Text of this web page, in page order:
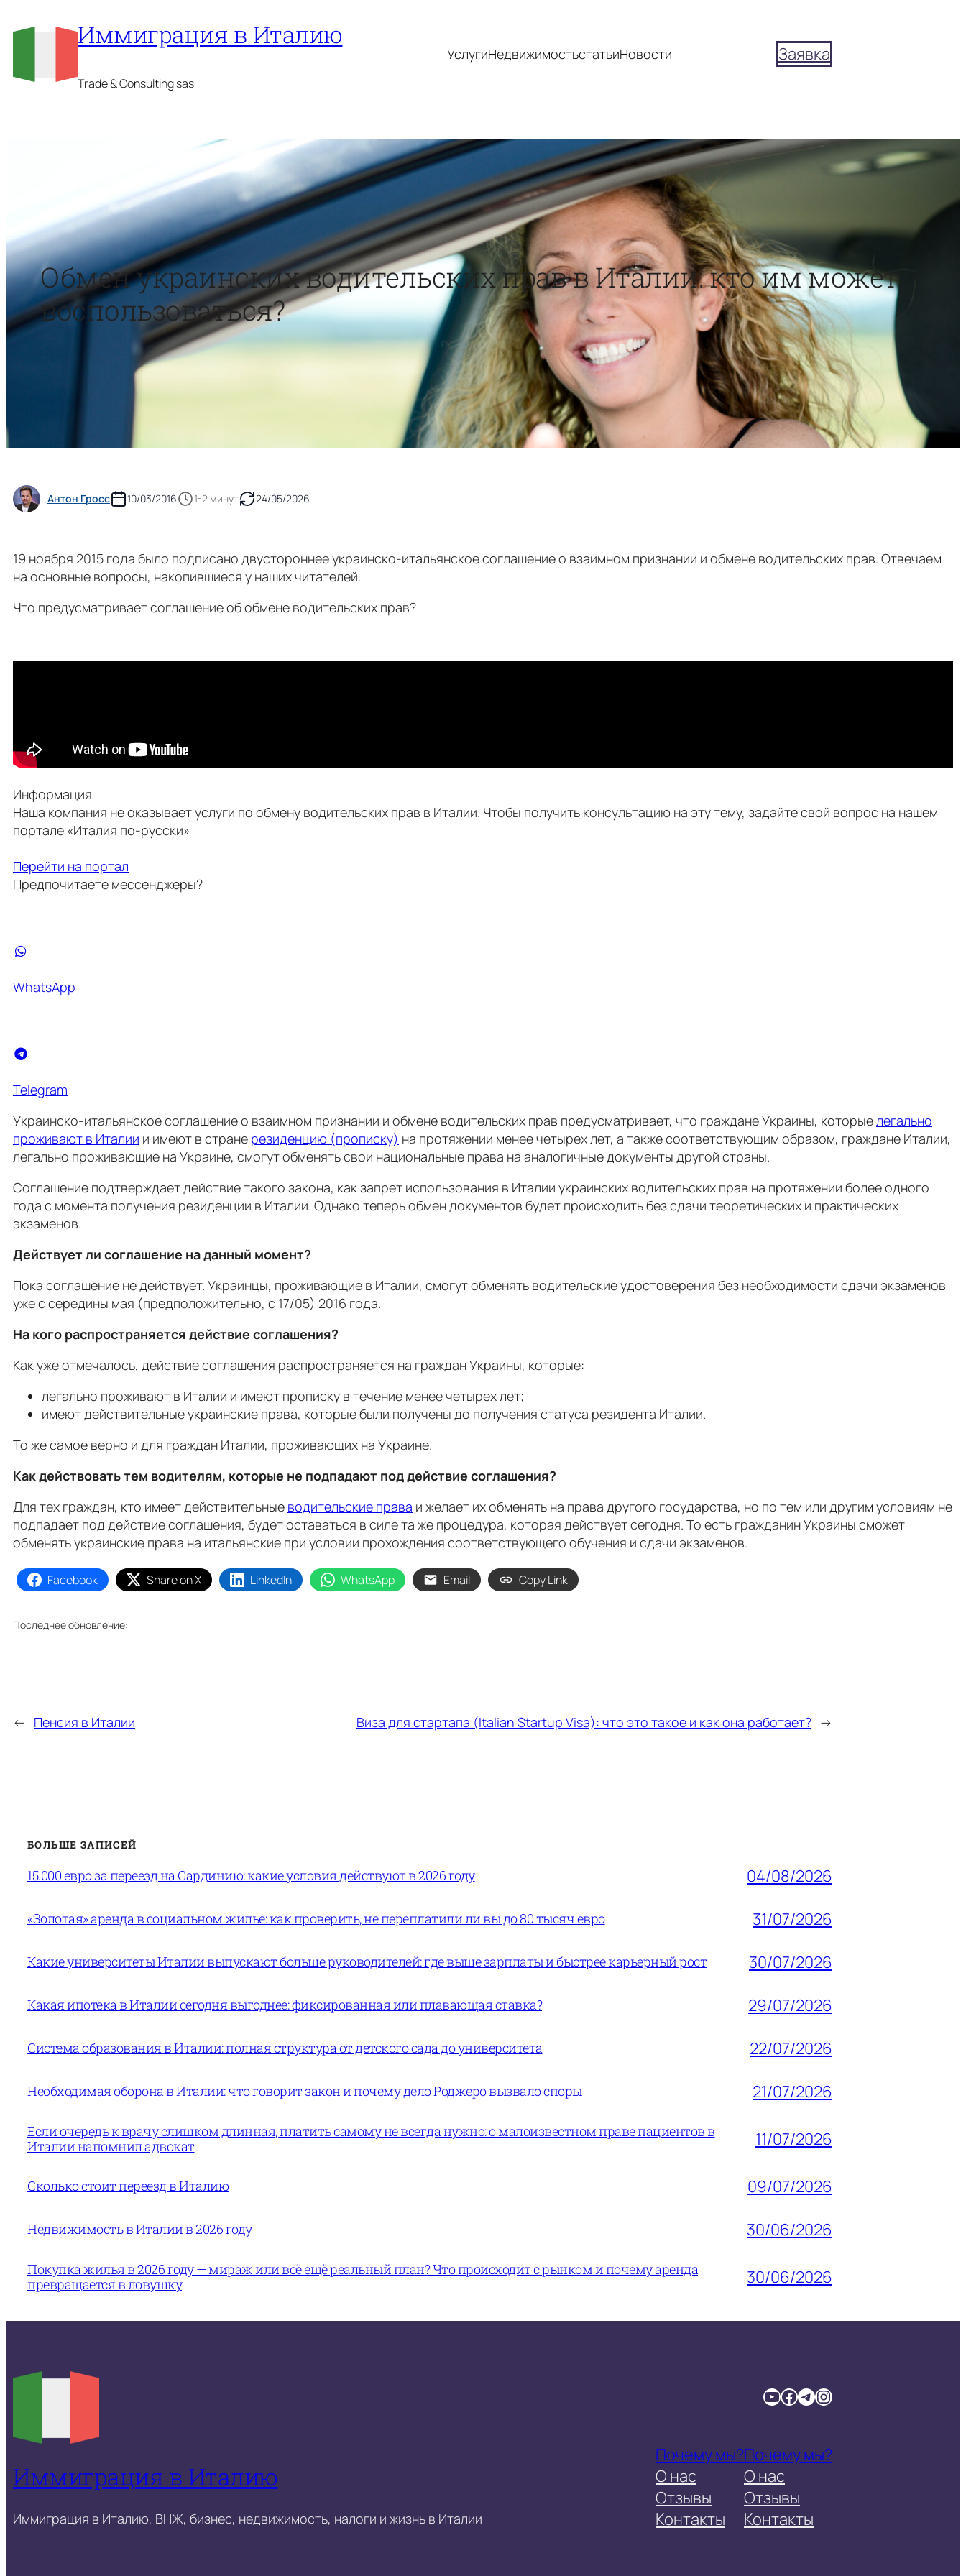
Иммиграция в Италию
Trade & Consulting sas
УслугиНедвижимостьстатьиНовости Заявка
Обмен украинских водительских прав в Италии: кто им может
воспользоваться?
Антон Гросс 10/03/2016 1-2 минут 24/05/2026
19 ноября 2015 года было подписано двустороннее украинско-итальянское соглашение о взаимном признании и обмене водительских прав. Отвечаем
на основные вопросы, накопившиеся у наших читателей.
Что предусматривает соглашение об обмене водительских прав?
Информация
Наша компания не оказывает услуги по обмену водительских прав в Италии. Чтобы получить консультацию на эту тему, задайте свой вопрос на нашем
портале «Италия по-русски»
Перейти на портал
Предпочитаете мессенджеры?
WhatsApp
Telegram
Украинско-итальянское соглашение о взаимном признании и обмене водительских прав предусматривает, что граждане Украины, которыелегально
проживают в Италии и имеют в стране резиденцию (прописку) на протяжении менее четырех лет, а также соответствующим образом, граждане Италии,
легально проживающие на Украине, смогут обменять свои национальные права на аналогичные документы другой страны.
Соглашение подтверждает действие такого закона, как запрет использования в Италии украинских водительских прав на протяжении более одного
года с момента получения резиденции в Италии. Однако теперь обмен документов будет происходить без сдачи теоретических и практических
экзаменов.
Действует ли соглашение на данный момент?
Пока соглашение не действует. Украинцы, проживающие в Италии, смогут обменять водительские удостоверения без необходимости сдачи экзаменов
уже с середины мая (предположительно, с 17/05) 2016 года.
На кого распространяется действие соглашения?
Как уже отмечалось, действие соглашения распространяется на граждан Украины, которые:
легально проживают в Италии и имеют прописку в течение менее четырех лет;
имеют действительные украинские права, которые были получены до получения статуса резидента Италии.
То же самое верно и для граждан Италии, проживающих на Украине.
Как действовать тем водителям, которые не подпадают под действие соглашения?
Для тех граждан, кто имеет действительные водительские права и желает их обменять на права другого государства, но по тем или другим условиям не
подпадает под действие соглашения, будет оставаться в силе та же процедура, которая действует сегодня. То есть гражданин Украины сможет
обменять украинские права на итальянские при условии прохождения соответствующего обучения и сдачи экзаменов.
Facebook Share on X LinkedIn WhatsApp Email Copy Link
Последнее обновление:
← Пенсия в Италии Виза для стартапа (Italian Startup Visa): что это такое и как она работает? →
БОЛЬШЕ ЗАПИСЕЙ
15.000 евро за переезд на Сардинию: какие условия действуют в 2026 году 04/08/2026
«Золотая» аренда в социальном жилье: как проверить, не переплатили ли вы до 80 тысяч евро 31/07/2026
Какие университеты Италии выпускают больше руководителей: где выше зарплаты и быстрее карьерный рост 30/07/2026
Какая ипотека в Италии сегодня выгоднее: фиксированная или плавающая ставка? 29/07/2026
Система образования в Италии: полная структура от детского сада до университета 22/07/2026
Необходимая оборона в Италии: что говорит закон и почему дело Роджеро вызвало споры 21/07/2026
Если очередь к врачу слишком длинная, платить самому не всегда нужно: о малоизвестном праве пациентов в
Италии напомнил адвокат
11/07/2026
Сколько стоит переезд в Италию 09/07/2026
Недвижимость в Италии в 2026 году 30/06/2026
Покупка жилья в 2026 году — мираж или всё ещё реальный план? Что происходит с рынком и почему аренда
превращается в ловушку
30/06/2026
YouTube Facebook TelegramInstagram
Иммиграция в Италию
Иммиграция в Италию, ВНЖ, бизнес, недвижимость, налоги и жизнь в Италии
Почему мы?
О нас
Отзывы
Контакты
Почему мы?
О нас
Отзывы
Контакты